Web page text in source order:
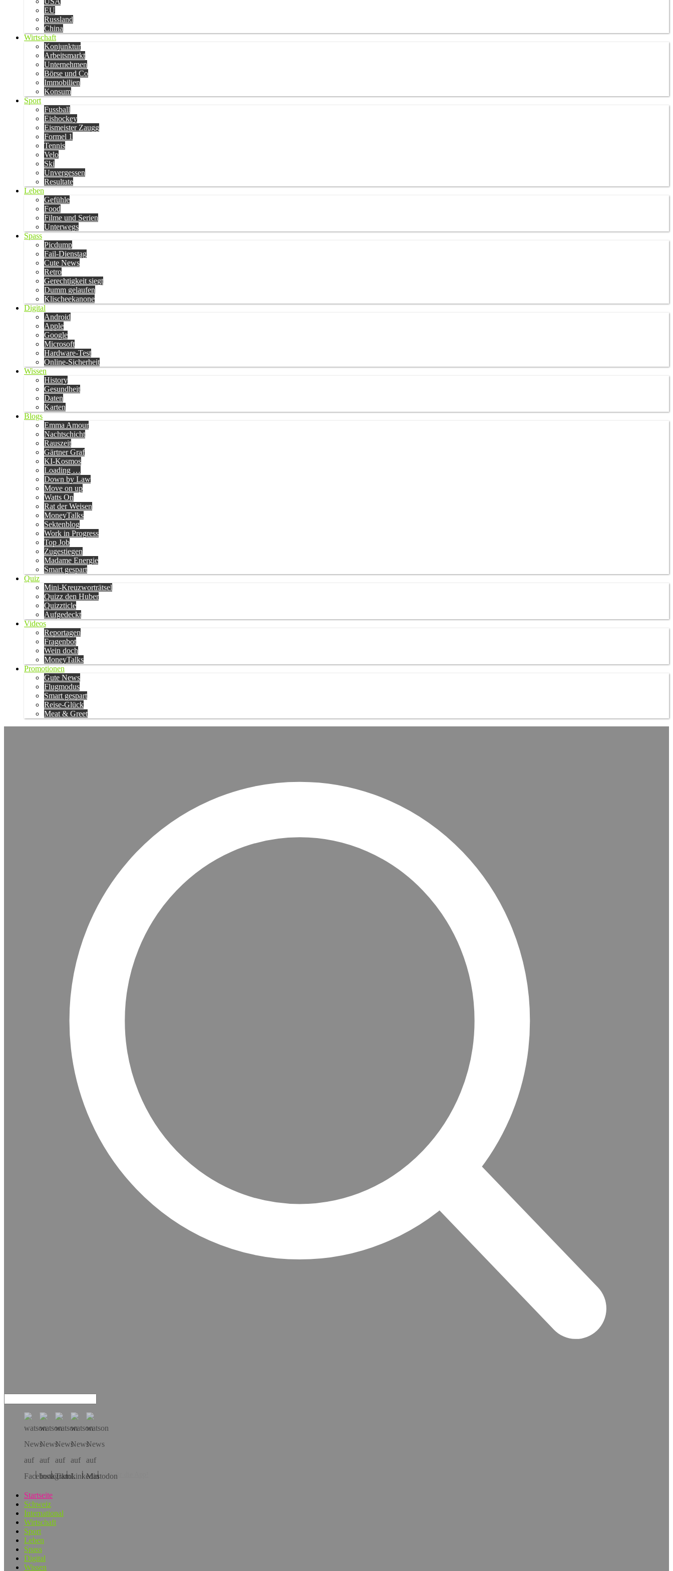
EU
Russland
China
Wirtschaft
Konjunktur
Arbeitsmarkt
Unternehmen
Börse und Co
Immobilien
Konsum
Sport
Fussball
Eishockey
Eismeister Zaugg
Formel 1
Tennis
Velo
Ski
Unvergessen
Resultate
Leben
Gefühle
Food
Filme und Serien
Unterwegs
Spass
Picdump
Fail-Dienstag
Cute News
Retro
Gerechtigkeit siegt
Dumm gelaufen
Klischeekanone
Digital
Android
Apple
Google
Microsoft
Hardware-Test
Online-Sicherheit
Wissen
History
Gesundheit
Daten
Karten
Blogs
Emma Amour
Nachtschicht
Rauszeit
Gärtner Graf
KI-Kosmos
Loading …
Down by Law
Move on up
Watts On
Rat der Weisen
MoneyTalks
Sektenblog
Work in Progress
Top Job
Zugestiegen
Madame Energie
Smart gespart
Quiz
Mini-Kreuzworträtsel
Quizz den Huber
Quizzticle
Aufgedeckt
Videos
Reportagen
Fragenbot
Wein doch
MoneyTalks
Promotionen
Gute News
Flugmodus
Smart gespart
Reise-Glück
Meat & Greet
Hol dir die App!
Startseite
Schweiz
International
Wirtschaft
Sport
Leben
Spass
Digital
Wissen